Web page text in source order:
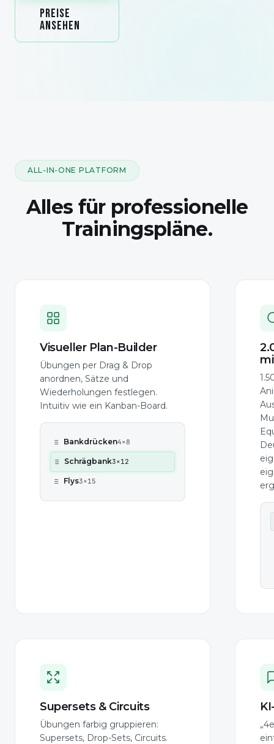
PREISE
ANSEHEN
ALL-IN-ONE PLATFORM
Alles für professionelle
Trainingspläne.
Visueller Plan-Builder
Übungen per Drag & Drop
anordnen, Sätze und
Wiederholungen festlegen.
Intuitiv wie ein Kanban-Board.
≡ Bankdrücken4×8
≡ Schrägbank3×12
≡ Flys3×15
Supersets & Circuits
Übungen farbig gruppieren:
Supersets, Drop-Sets, Circuits.